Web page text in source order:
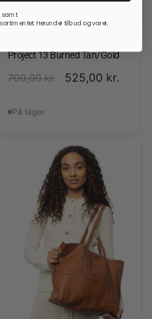
Project 13 Burned Tan/Gold
700,00kr. 525,00 kr.
På lager
samt
Herunder tilbud og varer,